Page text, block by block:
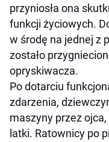
przyniosła ona
funkcji życiowych.
w środę na jednej z
zostało
opryskiwacza.
Po dotarciu
zdarzenia,
maszyny przez
latki. Ratownicy po